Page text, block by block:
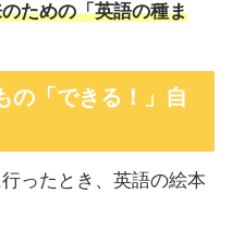
ための「英語の種ま
の「できる！」自
ったとき、英語の絵本